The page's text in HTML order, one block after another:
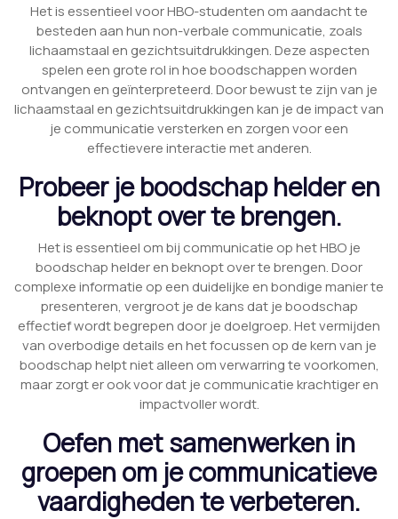
Het is essentieel voor HBO-studenten om aandacht te
besteden aan hun non-verbale communicatie, zoals
lichaamstaal en gezichtsuitdrukkingen. Deze aspecten
spelen een grote rol in hoe boodschappen worden
ontvangen en geïnterpreteerd. Door bewust te zijn van je
lichaamstaal en gezichtsuitdrukkingen kan je de impact van
je communicatie versterken en zorgen voor een
effectievere interactie met anderen.
Probeer je boodschap helder en
beknopt over te brengen.
Het is essentieel om bij communicatie op het HBO je
boodschap helder en beknopt over te brengen. Door
complexe informatie op een duidelijke en bondige manier te
presenteren, vergroot je de kans dat je boodschap
effectief wordt begrepen door je doelgroep. Het vermijden
van overbodige details en het focussen op de kern van je
boodschap helpt niet alleen om verwarring te voorkomen,
maar zorgt er ook voor dat je communicatie krachtiger en
impactvoller wordt.
Oefen met samenwerken in
groepen om je communicatieve
vaardigheden te verbeteren.